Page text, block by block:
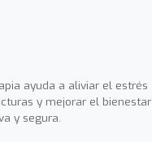
ayuda a aliviar el estrés
y mejorar el bienestar
y segura.